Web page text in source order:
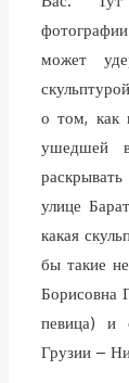
может
о том, как
ушедшей
улице
какая
бы такие
Борисовна
певица) и
Грузии –